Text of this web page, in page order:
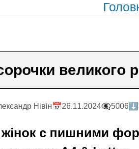
великого
Нiвiн📅26.11.2024👁️‍🗨️5006
жінок с пишними